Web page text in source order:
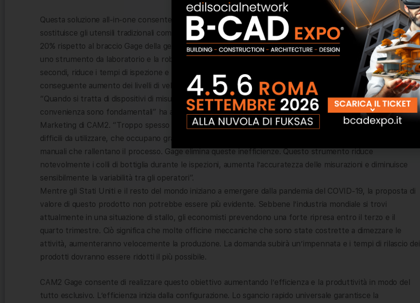
Questa soluzione all-in-one consente inoltre di ridurre i costi di calibrazione e l’ingombro, in quanto
sostituisce gli utensili tradizionali come calibri, micrometri e altimetri, fornendo una portata superiore del
20% rispetto al braccio Gage della generazione precedente. Leggero e portatile ma con la precisione di
uno strumento da laboratorio e la robustezza di un dispositivo da officina, Gage si configura in pochi
secondi, riduce i tempi di ispezione e fornisce risultati di qualità grazie alla flessibilità eccezionale, con un
conseguente aumento dei livelli di velocità e produttività.
“Quando si tratta di dispositivi di misurazione, il valore, la precisione, la portabilità, la velocità e la
convenienza sono fondamentali” ha affermato Michael Carris, Ph.D, vicepresidente del reparto Product
Marketing di CAM2. “Troppo spesso le officine meccaniche utilizzano macchine CMM fisse costose e
difficili da utilizzare, che occupano grandi quantità di spazio nell’officina o utilizzano numerosi strumenti
manuali che rallentano il processo. Gage elimina queste inefficienze. Questo strumento riduce
notevolmente i colli di bottiglia durante le ispezioni, aumenta l’accuratezza delle misurazioni e diminuisce
sensibilmente la variabilità tra gli operatori”.
Mentre gli Stati Uniti e il resto del mondo iniziano a emergere dalla pandemia del COVID-19, la proposta di
valore di questo prodotto non potrebbe essere più evidente. Sebbene l’industria mondiale si trovi
attualmente in una situazione di stallo, gli economisti prevendono una forte ripresa entro il terzo e il
quarto trimestre. Ciò significa che molte officine meccaniche che sono state costrette a dimezzare le
attività, aumenteranno velocemente la produzione. La domanda subirà un’impennata e i tempi di rilascio dei
prodotti dovranno essere ridotti il più possibile.
CAM2 Gage consente di realizzare questo obiettivo aumentando l’efficienza e la produttività in modo del
tutto esclusivo. L’efficienza inizia dalla configurazione. Lo sgancio rapido universale garantisce la